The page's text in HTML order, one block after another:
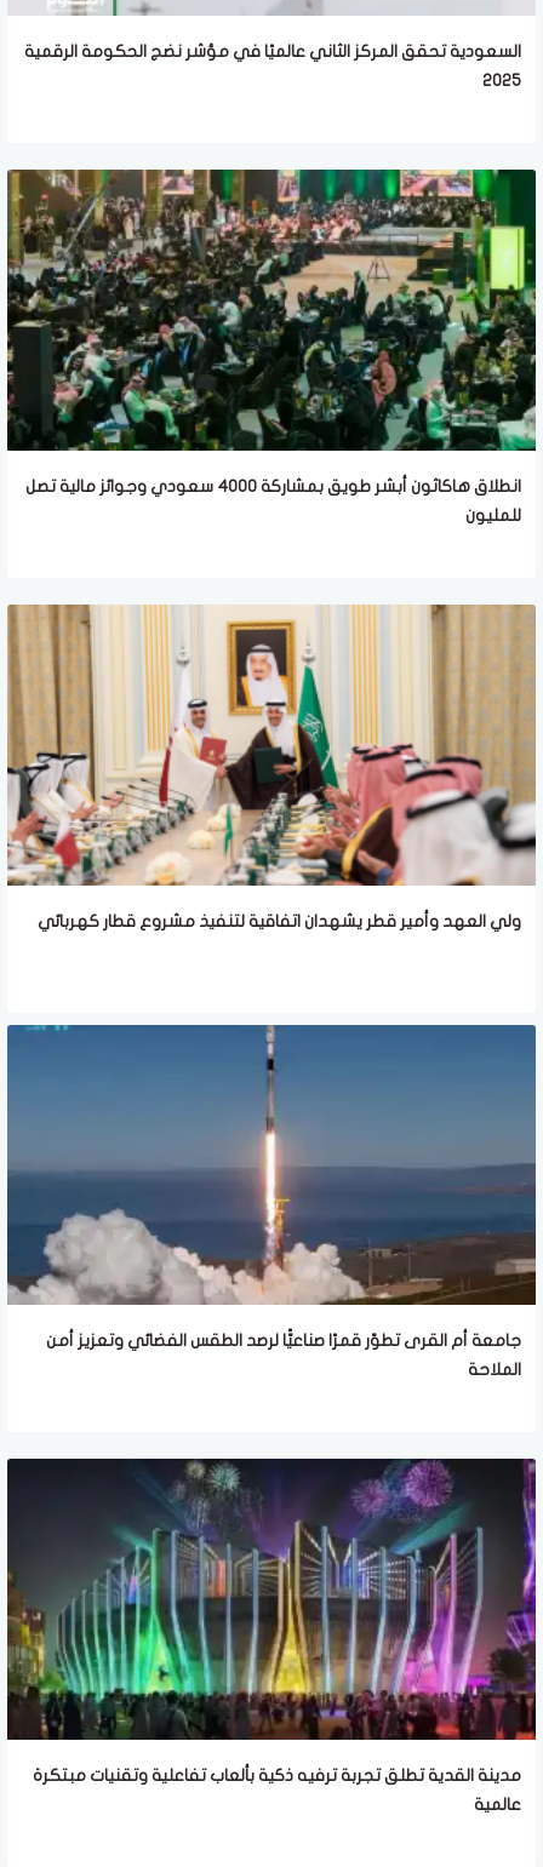
السعودية تحقق المركز الثاني عالميًا في مؤشر نضج الحكومة الرقمية
2025
انطلاق هاكاثون أبشر طويق بمشاركة 4000 سعودي وجوائز مالية تصل
للمليون
ولي العهد وأمير قطر يشهدان اتفاقية لتنفيذ مشروع قطار كهربائي
جامعة أم القرى تطوّر قمرًا صناعيًّا لرصد الطقس الفضائي وتعزيز أمن
الملاحة
مدينة القدية تطلق تجربة ترفيه ذكية بألعاب تفاعلية وتقنيات مبتكرة
عالمية